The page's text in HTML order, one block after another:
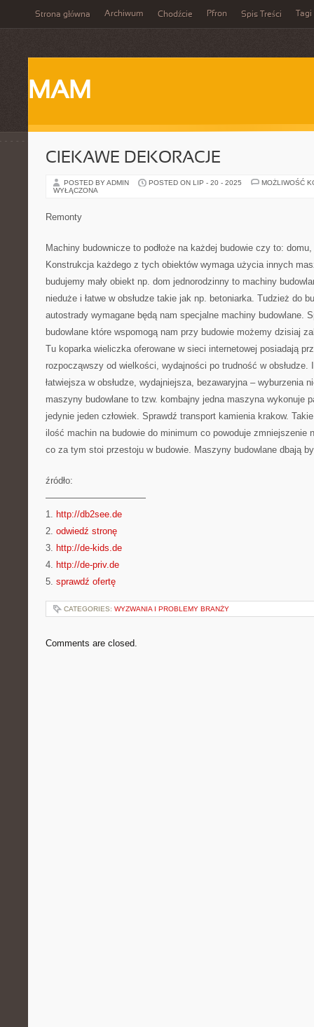
Strona główna Archiwum Chodźcie Pfron Spis Treści Tagi
MAM
CIEKAWE DEKORACJE
POSTED BY ADMIN POSTED ON LIP - 20 - 2025
MOŻLIWOŚĆ
WYŁĄCZONA
Remonty
Machiny budownicze to podłoże na każdej budowie czy to:
Konstrukcja każdego z tych obiektów wymaga użycia innych
budujemy mały obiekt np. dom jednorodzinny to machiny
nieduże i łatwe w obsłudze takie jak np. betoniarka. Tudzież do
autostrady wymagane będą nam specjalne machiny budowlane.
budowlane które wspomogą nam przy budowie możemy dzisiaj
Tu koparka wieliczka oferowane w sieci internetowej posiadają
rozpocząwszy od wielkości, wydajności po trudność w obsłudze.
łatwiejsza w obsłudze, wydajniejsza, bezawaryjna – wyburzenia
maszyny budowlane to tzw. kombajny jedna maszyna wykonuje
jedynie jeden człowiek. Sprawdź transport kamienia krakow.
ilość machin na budowie do minimum co powoduje zmniejszenie
co za tym stoi przestoju w budowie. Maszyny budowlane dbają
źródło:
———————————
1. http://db2see.de
2. odwiedź stronę
3. http://de-kids.de
4. http://de-priv.de
5. sprawdź ofertę
CATEGORIES: WYZWANIA I PROBLEMY BRANŻY
Comments are closed.